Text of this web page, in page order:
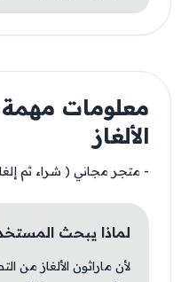
معلومات مهمة
الألغاز
- متجر مجاني ( شراء ثم
لماذا يبحث
لأن ماراثون الألغاز من